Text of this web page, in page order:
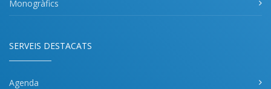
Monogràfics
SERVEIS DESTACATS
Agenda